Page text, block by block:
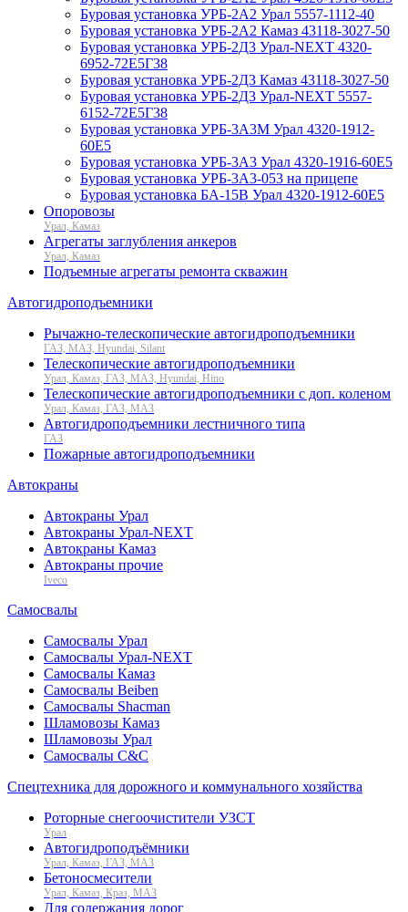
Буровая установка УРБ-2А2 Урал 5557-1112-40
Буровая установка УРБ-2А2 Камаз 43118-3027-50
Буровая установка УРБ-2Д3 Урал-NEXT 4320-
6952-72Е5Г38
Буровая установка УРБ-2Д3 Камаз 43118-3027-50
Буровая установка УРБ-2Д3 Урал-NEXT 5557-
6152-72Е5Г38
Буровая установка УРБ-3А3М Урал 4320-1912-
60Е5
Буровая установка УРБ-3А3 Урал 4320-1916-60Е5
Буровая установка УРБ-3А3-053 на прицепе
Буровая установка БА-15В Урал 4320-1912-60Е5
Опоровозы
Урал, Камаз
Агрегаты заглубления анкеров
Урал, Камаз
Подъемные агрегаты ремонта скважин
Автогидроподъемники
Рычажно-телескопические автогидроподъемники
ГАЗ, МАЗ, Hyundai, Silant
Телескопические автогидроподъемники
Урал, Камаз, ГАЗ, МАЗ, Hyundai, Hino
Телескопические автогидроподъемники с доп. коленом
Урал, Камаз, ГАЗ, МАЗ
Автогидроподъемники лестничного типа
ГАЗ
Пожарные автогидроподъемники
Автокраны
Автокраны Урал
Автокраны Урал-NEXT
Автокраны Камаз
Автокраны прочие
Iveco
Самосвалы
Самосвалы Урал
Самосвалы Урал-NEXT
Самосвалы Камаз
Самосвалы Beiben
Самосвалы Shacman
Шламовозы Камаз
Шламовозы Урал
Самосвалы C&C
Спецтехника для дорожного и коммунального хозяйства
Роторные снегоочистители УЗСТ
Урал
Автогидроподъёмники
Урал, Камаз, ГАЗ, МАЗ
Бетоносмесители
Урал, Камаз, Краз, МАЗ
Для содержания дорог